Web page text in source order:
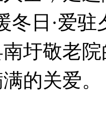
冬日·爱
圩敬老院
的关爱。